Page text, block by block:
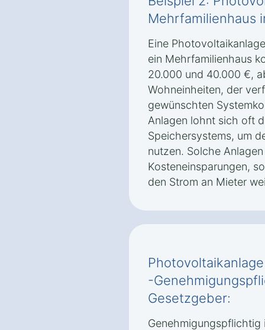
Mehrfamilienhaus
Eine
ein Mehrfamilienhaus
20.000 und 40.000 €,
Wohneinheiten, der
gewünschten
Anlagen lohnt sich oft
Speichersystems, um
nutzen. Solche
Kosteneinsparungen,
den Strom an Mieter
-
Gesetzgeber: